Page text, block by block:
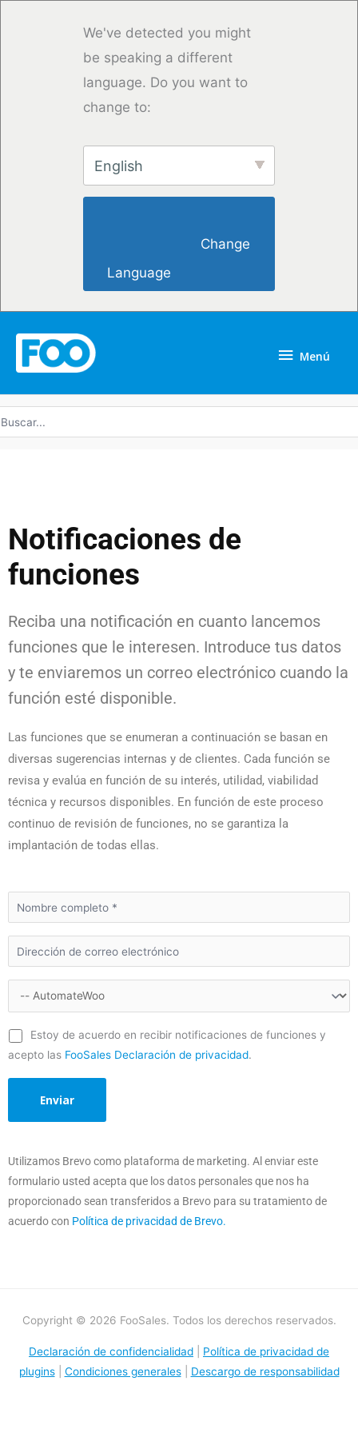
We've detected you might
be speaking a different
language. Do you want to
change to:
English
Language
Menú
Notificaciones de
funciones
Reciba una notificación en cuanto lancemos
funciones que le interesen. Introduce tus datos
y te enviaremos un correo electrónico cuando la
función esté disponible.
Las funciones que se enumeran a continuación se basan en
diversas sugerencias internas y de clientes. Cada función se
revisa y evalúa en función de su interés, utilidad, viabilidad
técnica y recursos disponibles. En función de este proceso
continuo de revisión de funciones, no se garantiza la
implantación de todas ellas.
Estoy de acuerdo en recibir notificaciones de funciones y
acepto las FooSales Declaración de privacidad.
Utilizamos Brevo como plataforma de marketing. Al enviar este
formulario usted acepta que los datos personales que nos ha
proporcionado sean transferidos a Brevo para su tratamiento de
acuerdo con Política de privacidad de Brevo.
Copyright © 2026 FooSales. Todos los derechos reservados.
Declaración de confidencialidad
Política de privacidad de
plugins| Condiciones generales| Descargo de responsabilidad